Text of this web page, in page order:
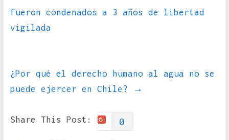
fueron condenados a 3 años de libertad
vigilada
¿Por qué el derecho humano al agua no se
puede ejercer en Chile?
→
Share This Post: 0